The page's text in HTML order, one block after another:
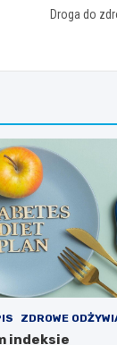
Droga do
ZDROWE
indeksie